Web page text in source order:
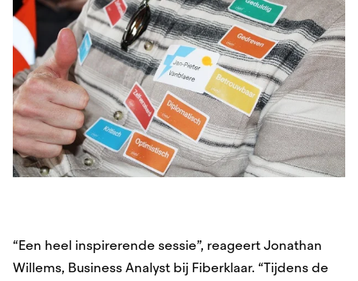
“Een heel inspirerende sessie”, reageert Jonathan
Willems, Business Analyst bij Fiberklaar. “Tijdens de